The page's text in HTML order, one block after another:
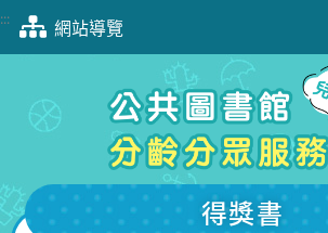
跳
塊
::: 網站導覽
得獎書